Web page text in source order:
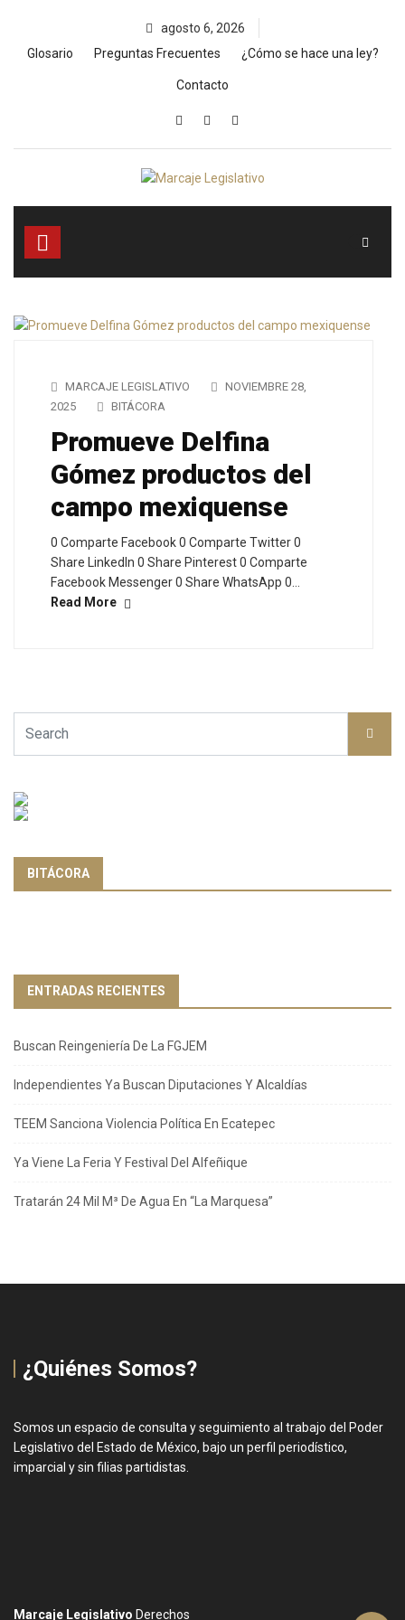
content
agosto 6, 2026
Glosario
Preguntas Frecuentes ¿Cómo se hace una ley?
Contacto
MARCAJE LEGISLATIVO
NOVIEMBRE 28,
2025
BITÁCORA
Promueve Delfina
Gómez productos del
campo mexiquense
0 Comparte Facebook 0 Comparte Twitter 0
Share LinkedIn 0 Share Pinterest 0 Comparte
Facebook Messenger 0 Share WhatsApp 0…
Read More
BITÁCORA
ENTRADAS RECIENTES
Buscan Reingeniería De La FGJEM
Independientes Ya Buscan Diputaciones Y Alcaldías
TEEM Sanciona Violencia Política En Ecatepec
Ya Viene La Feria Y Festival Del Alfeñique
Tratarán 24 Mil M³ De Agua En “La Marquesa”
¿Quiénes Somos?
Somos un espacio de consulta y seguimiento al trabajo del Poder
Legislativo del Estado de México, bajo un perfil periodístico,
imparcial y sin filias partidistas.
Marcaje Legislativo Derechos